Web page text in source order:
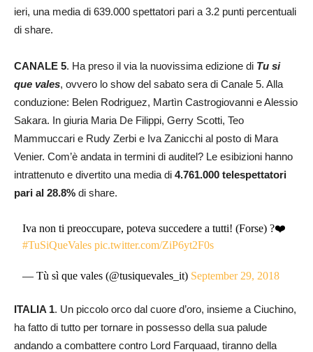
ieri, una media di 639.000 spettatori pari a 3.2 punti percentuali
di share.
CANALE 5. Ha preso il via la nuovissima edizione di Tu si
que vales, ovvero lo show del sabato sera di Canale 5. Alla
conduzione: Belen Rodriguez, Martìn Castrogiovanni e Alessio
Sakara. In giuria Maria De Filippi, Gerry Scotti, Teo
Mammuccari e Rudy Zerbi e Iva Zanicchi al posto di Mara
Venier. Com’è andata in termini di auditel? Le esibizioni hanno
intrattenuto e divertito una media di 4.761.000 telespettatori
pari al 28.8% di share.
Iva non ti preoccupare, poteva succedere a tutti! (Forse) ?❤️
#TuSiQueVales pic.twitter.com/ZiP6yt2F0s
— Tù sì que vales (@tusiquevales_it) September 29, 2018
ITALIA 1. Un piccolo orco dal cuore d’oro, insieme a Ciuchino,
ha fatto di tutto per tornare in possesso della sua palude
andando a combattere contro Lord Farquaad, tiranno della